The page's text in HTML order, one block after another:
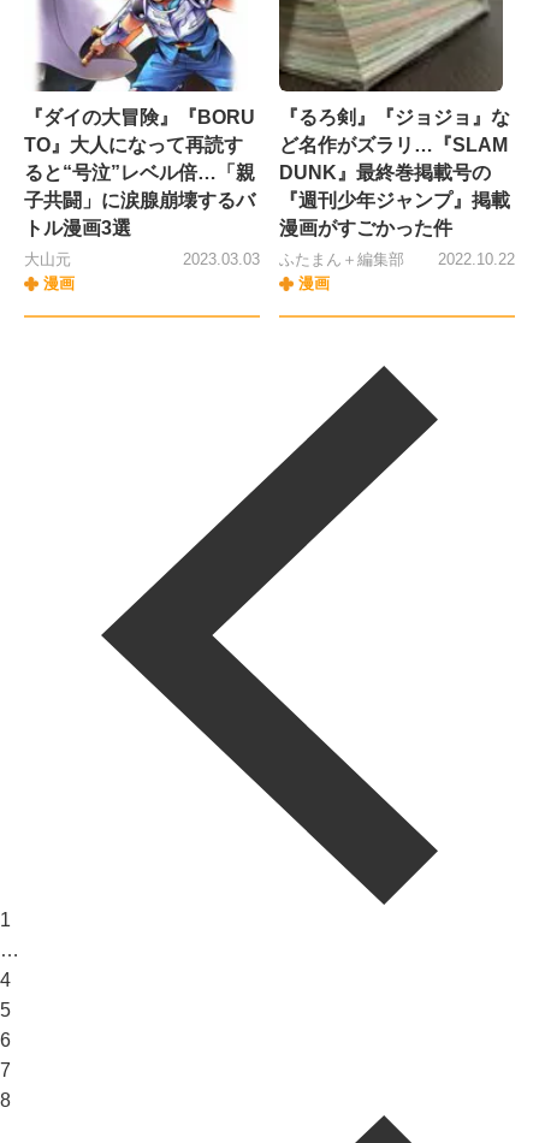
『ダイの大冒険』『BORU
TO』大人になって再読す
ると“号泣”レベル倍…「親
子共闘」に涙腺崩壊するバ
トル漫画3選
大山元
漫画
2023.03.03
『るろ剣』『ジョジョ』な
ど名作がズラリ…『SLAM
DUNK』最終巻掲載号の
『週刊少年ジャンプ』掲載
漫画がすごかった件
ふたまん＋編集部
漫画
2022.10.22
1
…
4
5
6
7
8